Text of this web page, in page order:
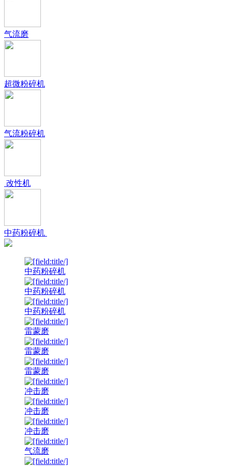
气流磨
超微粉碎机
气流粉碎机
改性机
中药粉碎机
中药粉碎机
中药粉碎机
中药粉碎机
雷蒙磨
雷蒙磨
雷蒙磨
冲击磨
冲击磨
冲击磨
气流磨